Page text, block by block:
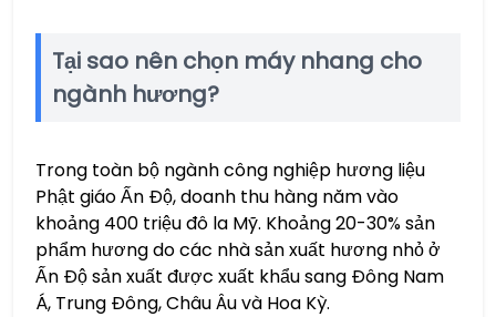
Tại sao nên chọn máy nhang cho
ngành hương?
Trong toàn bộ ngành công nghiệp hương liệu
Phật giáo Ấn Độ, doanh thu hàng năm vào
khoảng 400 triệu đô la Mỹ. Khoảng 20-30% sản
phẩm hương do các nhà sản xuất hương nhỏ ở
Ấn Độ sản xuất được xuất khẩu sang Đông Nam
Á, Trung Đông, Châu Âu và Hoa Kỳ.